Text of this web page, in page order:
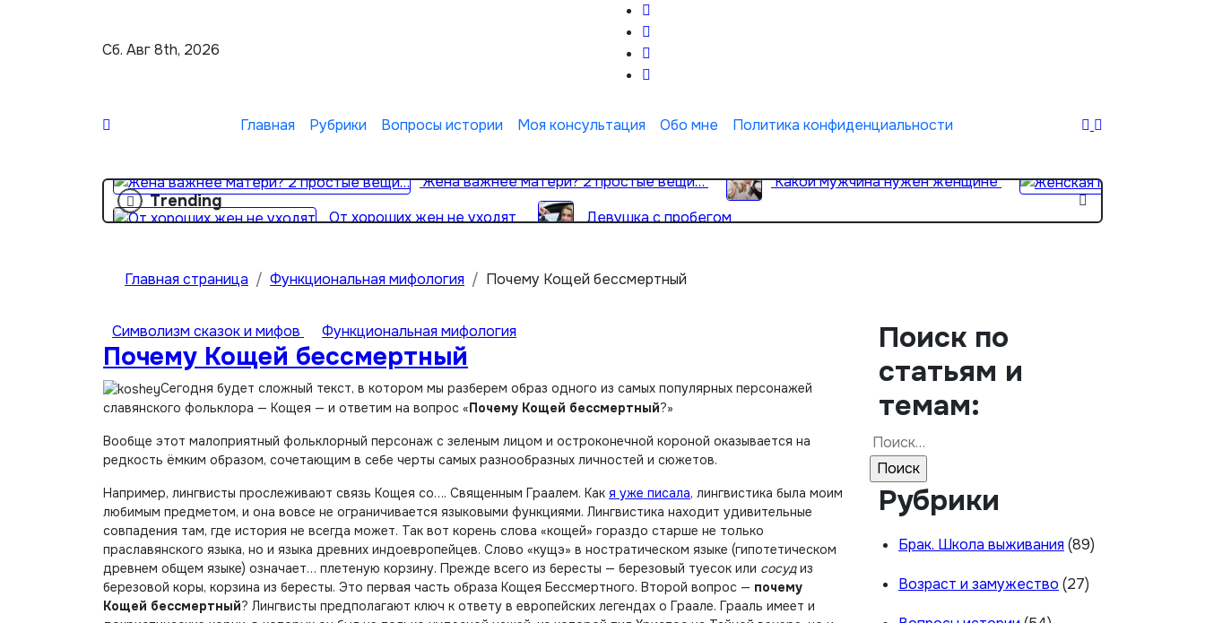
Сб. Авг 8th, 2026
Главная Рубрики Вопросы истории Моя консультация Обо мне Политика конфиденциальности
Trending
Жена важнее матери? 2 простые вещи… Какой мужчина нужен женщине
От хороших жен не уходят
Девушка с пробегом
Главная страница Функциональная мифология Почему Кощей бессмертный
Символизм сказок и мифов Функциональная мифология
Почему Кощей бессмертный
Сегодня будет сложный текст, в котором мы разберем образ одного из самых популярных персонажей
славянского фольклора — Кощея — и ответим на вопрос «Почему Кощей бессмертный?»
Вообще этот малоприятный фольклорный персонаж с зеленым лицом и остроконечной короной оказывается на
редкость ёмким образом, сочетающим в себе черты самых разнообразных личностей и сюжетов.
Например, лингвисты прослеживают связь Кощея со…. Священным Граалем. Как я уже писала, лингвистика была моим
любимым предметом, и она вовсе не ограничивается языковыми функциями. Лингвистика находит удивительные
совпадения там, где история не всегда может. Так вот корень слова «кощей» гораздо старше не только
праславянского языка, но и языка древних индоевропейцев. Слово «кущэ» в ностратическом языке (гипотетическом
древнем общем языке) означает… плетеную корзину. Прежде всего из бересты — березовый туесок или сосудиз
березовой коры, корзина из бересты. Это первая часть образа Кощея Бессмертного. Второй вопрос — почему
Кощей бессмертный? Лингвисты предполагают ключ к ответу в европейских легендах о Граале. Грааль имеет и
Поиск по
статьям и
темам:
Найти:
Рубрики
Брак. Школа выживания (89)
Возраст и замужество (27)